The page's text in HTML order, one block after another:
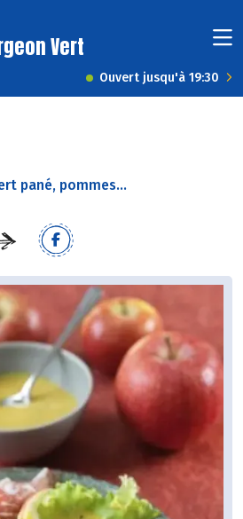
Vert
Ouvert jusqu'à 19:30
pané, pommes...